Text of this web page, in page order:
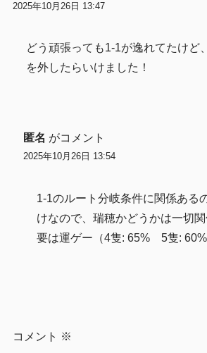
2025年10月26日 13:47
どう頑張っても1-1が逸れてたけど
を外したらいけました！
匿名 がコメント
2025年10月26日 13:54
1-1のルート分岐条件に関係ある
けなので、瑞穂かどうかは一切
要は運ゲー（4隻: 65% 5隻:
コメント ※